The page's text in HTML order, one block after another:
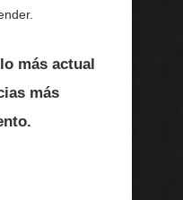
más actual
más